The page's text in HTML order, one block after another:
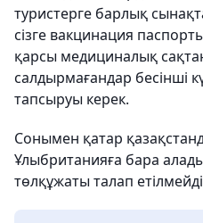
туристерге барлық
сізге вакцинация
қарсы медициналық
салдырмағандар бесінші
тапсыруы керек.
Сонымен қатар
Ұлыбританияға бара
төлқұжаты талап